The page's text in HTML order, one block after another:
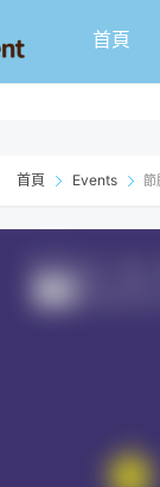
首頁
首頁 Events 節